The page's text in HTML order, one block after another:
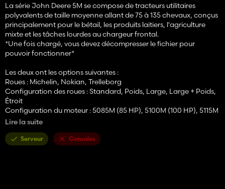
La série John Deere 5M se compose de tracteurs utilitaires
polyvalents de taille moyenne allant de 75 à 135 chevaux, conçus
principalement pour le bétail, les produits laitiers, l'agriculture
mixte et les tâches lourdes au chargeur frontal.
*Une fois chargé, vous devez décompresser le fichier pour
pouvoir fonctionner*
Les deux ont les options suivantes :
Roues : Michelin, Nokian, Trelleborg
Configuration des roues : Standard, Poids, Large, Large + Poids,
Étroit
Configuration du moteur : 5085M (85 HP), 5100M (100 HP), 5115M
(115 HP)
(sinon, la description sera mise à jour).
Lire la suite
Serveur Consoles